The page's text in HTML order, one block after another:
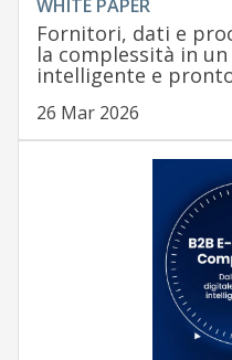
WHITE PAPER
Fornitori, dati e
la complessità in
intelligente e
26 Mar 2026